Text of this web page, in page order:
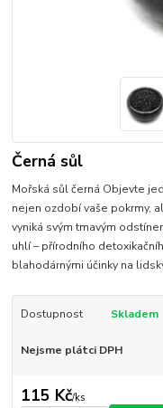
Černá sůl
Mořská sůl černá Objevte
nejen ozdobí vaše pokrmy,
vyniká svým tmavým
uhlí – přírodního
blahodárnými účinky na
Dostupnost Skladem
Nejsme plátci DPH
115 Kč/ks